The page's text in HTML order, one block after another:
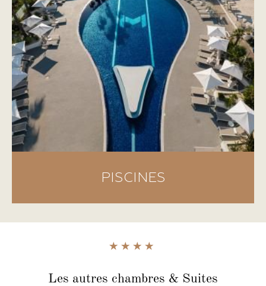
PISCINES
Les autres chambres & Suites